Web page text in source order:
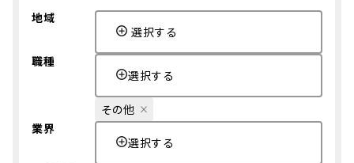
地域
選択する
職種
選択する
その他
業界
選択する